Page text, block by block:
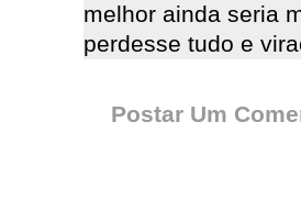
melhor ainda seria
perdesse tudo e
Postar Um